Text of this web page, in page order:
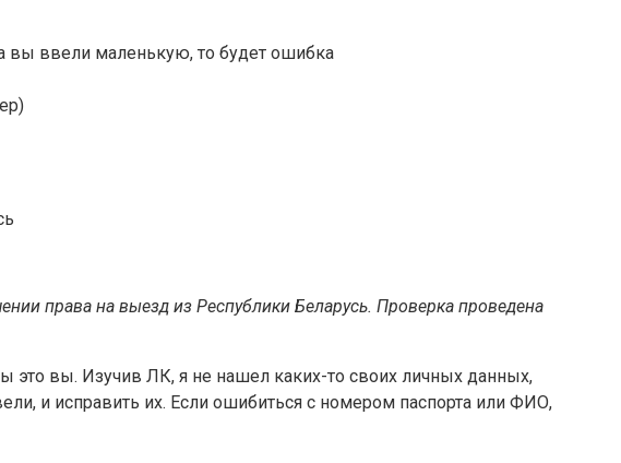
а вы ввели маленькую, то будет ошибка
права на выезд из Республики Беларусь. Проверка проведена
это вы. Изучив ЛК, я не нашел каких-то своих личных данных,
и исправить их. Если ошибиться с номером паспорта или ФИО,